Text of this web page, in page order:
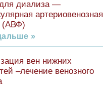
диализа —
артериовенозная
(АВФ)
»
вен нижних
–лечение венозного